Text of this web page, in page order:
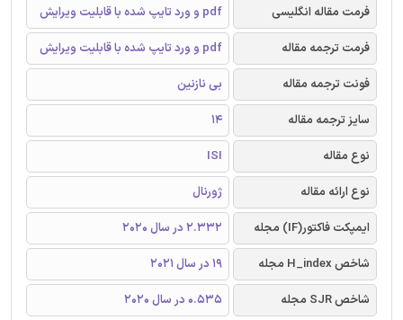
فرمت مقاله انگلیسی
pdf و ورد تایپ شده با قابلیت ویرایش
فرمت ترجمه مقاله
pdf و ورد تایپ شده با قابلیت ویرایش
فونت ترجمه مقاله
بی نازنین
سایز ترجمه مقاله
14
نوع مقاله
ISI
نوع ارائه مقاله
ژورنال
ایمپکت فاکتور(IF) مجله
2.332 در سال 2020
شاخص H_index مجله
19 در سال 2021
شاخص SJR مجله
0.535 در سال 2020